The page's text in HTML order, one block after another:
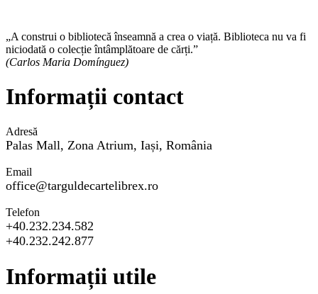
„A construi o bibliotecă înseamnă a crea o viață. Biblioteca nu va fi
niciodată o colecție întâmplătoare de cărți.”
(Carlos Maria Domínguez)
Informații contact
Adresă
Palas Mall, Zona Atrium, Iași, România
Email
office@targuldecartelibrex.ro
Telefon
+40.232.234.582
+40.232.242.877
Informații utile